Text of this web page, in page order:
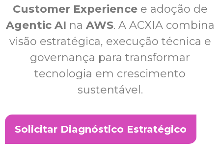
Customer Experiencee adoção de
Agentic AI na AWS. A ACXIA combina
visão estratégica, execução técnica e
governança para transformar
tecnologia em crescimento
sustentável.
Solicitar Diagnóstico Estratégico